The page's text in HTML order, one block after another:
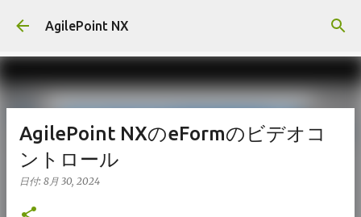
スキップしてメイン コンテンツに移動
AgilePoint NX
AgilePoint NXのeFormのビデオコ
ントロール
日付: 8月 30, 2024